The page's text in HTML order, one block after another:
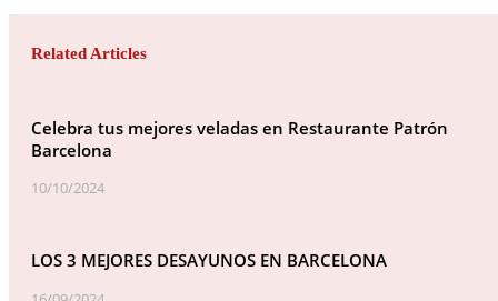
Related Articles
Celebra tus mejores veladas en Restaurante Patrón
Barcelona
10/10/2024
LOS 3 MEJORES DESAYUNOS EN BARCELONA